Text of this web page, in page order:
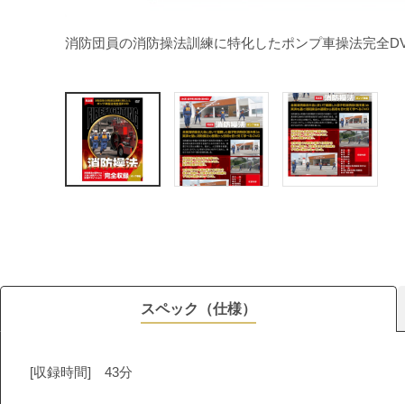
消防団員の消防操法訓練に特化したポンプ車操法完全
スペック（仕様）
[収録時間] 43分